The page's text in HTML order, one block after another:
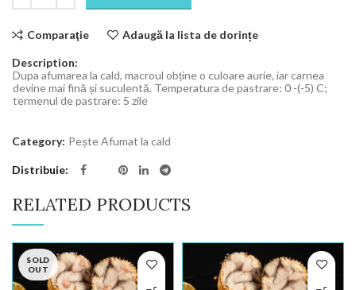
Comparaţie Adaugă la lista de dorințe
Description:
Dupa afumarea la cald, macroul obține o culoare aurie, iar carnea
devine mai fină și suculentă. Temperatura de pastrare: 0 -(-5) C;
termenul de pastrare: 5 zile
Category: Pește Afumat la cald
Distribuie
RELATED PRODUCTS
SOLD
OUT